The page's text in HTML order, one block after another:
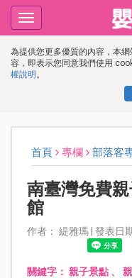
為提供您更多優質的內容，本
容，即表示您同意我們使用
權說明 。
Toggle
navigation
首頁 專欄 部落客
南臺灣免費
館
作者： 緹雅瑪 | 發表日
關鍵字： 親子景點、